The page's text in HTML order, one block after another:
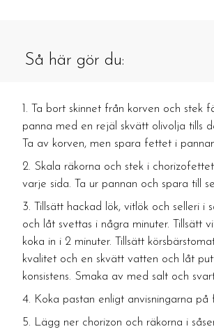
Så här gör du:
Ta bort skinnet från korven och stek
panna med en rejäl skvätt olivolja tills
Ta av korven, men spara fettet i
Skala räkorna och stek i
varje sida. Ta ur pannan och spara till
Tillsätt hackad lök, vitlök och selleri i
och låt svettas i några minuter. Tillsätt
koka in i 2 minuter. Tillsätt
kvalitet och en skvätt vatten och låt
konsistens. Smaka av med salt och
Koka pastan enligt anvisningarna på
Lägg ner chorizon och räkorna i